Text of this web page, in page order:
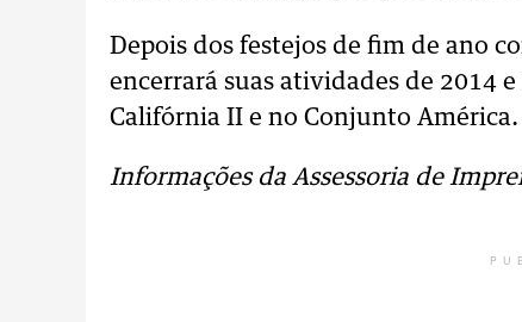
Depois dos festejos de fim de ano
encerrará suas atividades de 2014
Califórnia II e no Conjunto América.
Informações da Assessoria de